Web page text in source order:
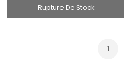
Rupture De Stock
1